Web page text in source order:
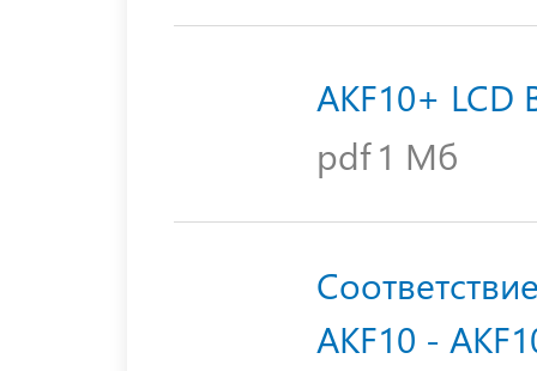
AKF10+ LCD
pdf 1 Мб
AKF10 -